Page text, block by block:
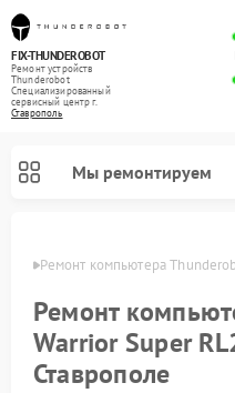
FIX-THUNDEROBOT
Ремонт устройств
Thunderobot
Специализированный
cервисный центр г.
Ставрополь
Мы ремонтируем
Ремонт компьютера
Ремонт
Warrior Super
Ставрополе